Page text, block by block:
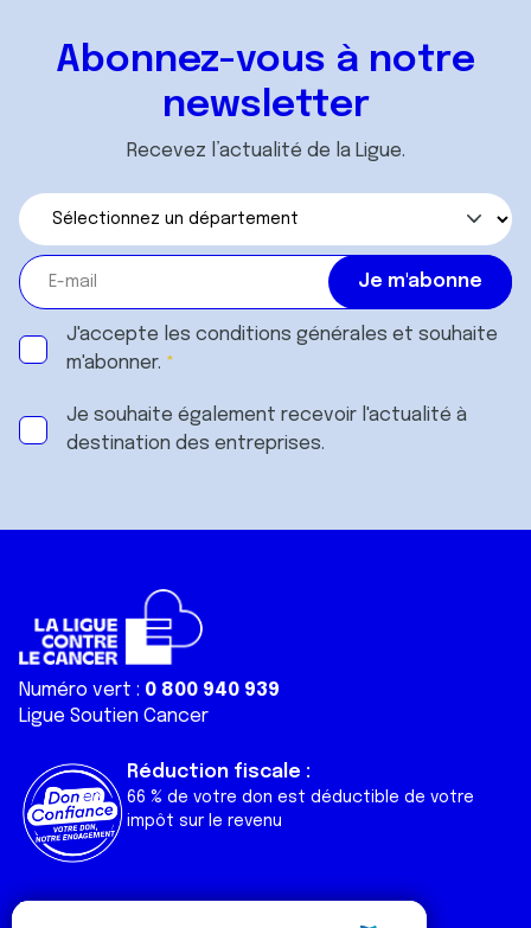
Abonnez-vous à notre
newsletter
Recevez l’actualité de la Ligue.
J'accepte les conditions générales et souhaite
m'abonner.
Je souhaite également recevoir l'actualité à
destination des entreprises.
Numéro vert : 0 800 940 939
Ligue Soutien Cancer
Réduction fiscale :
66 % de votre don est déductible de votre
impôt sur le revenu
Liens utiles